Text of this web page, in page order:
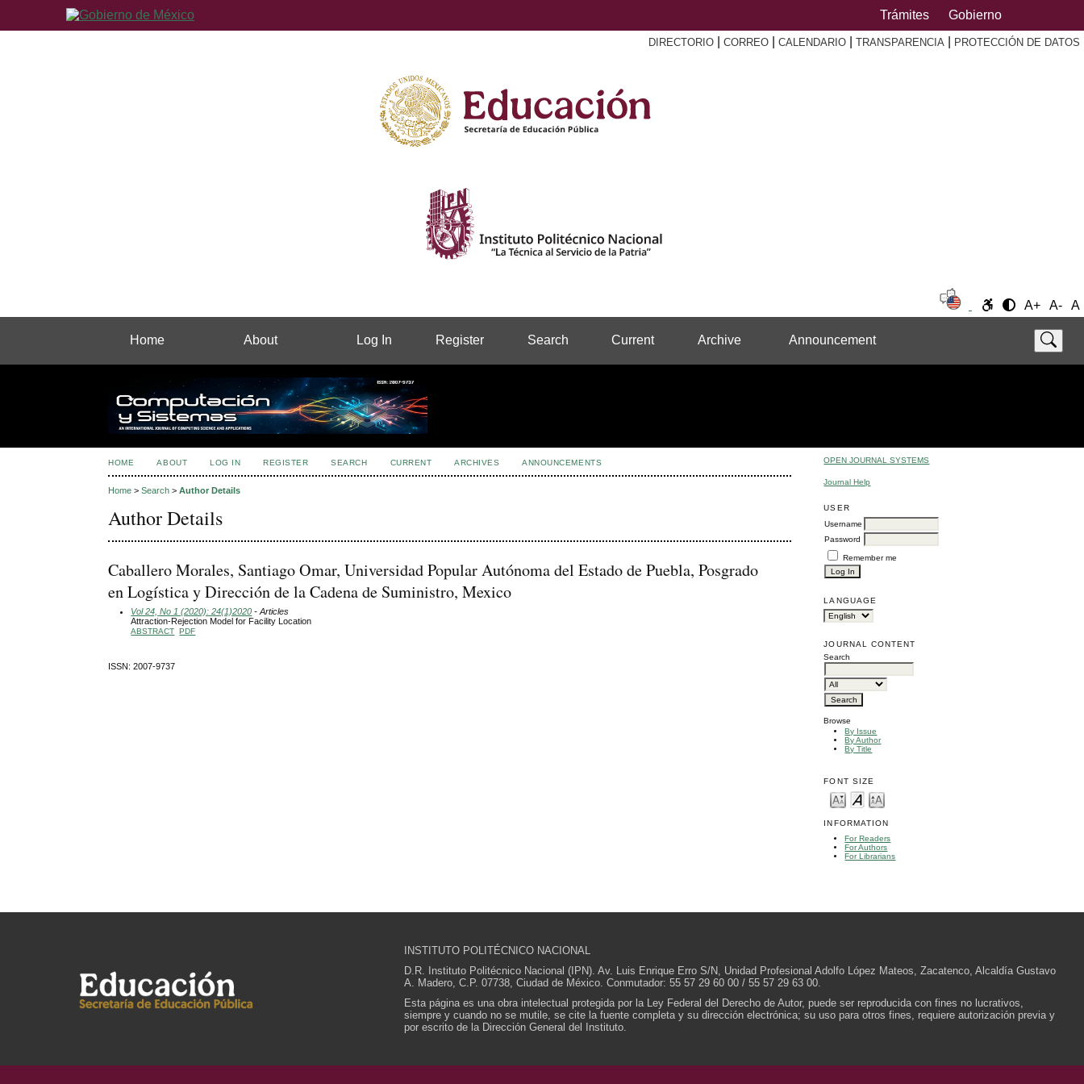
Trámites Gobierno
DIRECTORIO CORREO CALENDARIO TRANSPARENCIA PROTECCIÓN DE DATOS
A+ A- A
Home About Log In Register Search Current Archive Announcement
OPEN JOURNAL SYSTEMS
Journal Help
USER
Username
Password
Remember me
LANGUAGE
JOURNAL CONTENT
Search
Browse
By Issue
By Author
By Title
FONT SIZE
INFORMATION
For Readers
For Authors
For Librarians
HOME ABOUT LOG IN REGISTER SEARCH CURRENT ARCHIVES ANNOUNCEMENTS
Home >Search >Author Details
Author Details
Caballero Morales, Santiago Omar, Universidad Popular Autónoma del Estado de Puebla, Posgrado
en Logística y Dirección de la Cadena de Suministro, Mexico
Vol 24, No 1 (2020): 24(1)2020 - Articles
Attraction-Rejection Model for Facility Location
ABSTRACT PDF
ISSN: 2007-9737
INSTITUTO POLITÉCNICO NACIONAL
D.R. Instituto Politécnico Nacional (IPN). Av. Luis Enrique Erro S/N, Unidad Profesional Adolfo López Mateos, Zacatenco, Alcaldía Gustavo
A. Madero, C.P. 07738, Ciudad de México. Conmutador: 55 57 29 60 00 / 55 57 29 63 00.
Esta página es una obra intelectual protegida por la Ley Federal del Derecho de Autor, puede ser reproducida con fines no lucrativos,
siempre y cuando no se mutile, se cite la fuente completa y su dirección electrónica; su uso para otros fines, requiere autorización previa y
por escrito de la Dirección General del Instituto.